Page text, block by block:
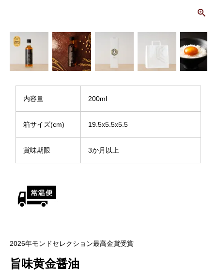
内容量 200ml
箱サイズ(cm) 19.5x5.5x5.5
賞味期限 3か月以上
2026年モンドセレクション最高金賞受賞
旨味黄金醤油